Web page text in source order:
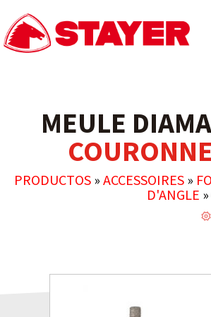
MEULE
PRODUCTOS » ACCESSOIRES »
D'ANGLE »